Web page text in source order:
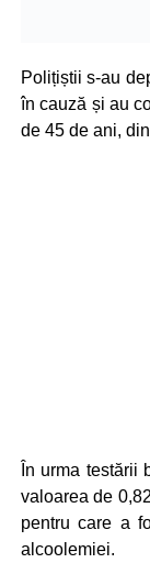
Polițiștii s-au
în cauză și au
de 45 de ani,
În urma testării
valoarea de
pentru care a
alcoolemiei.